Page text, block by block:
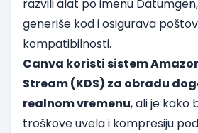
razvili alat po imenu
generiše kod i osigurava
kompatibilnosti.
Canva koristi sistem
Stream (KDS) za obradu
realnom vremenu, ali je kako
troškove uvela i kompresiju